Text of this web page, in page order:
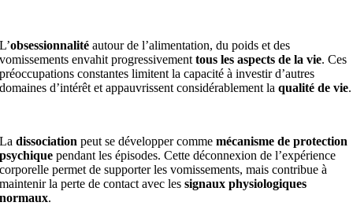
L’obsessionnalité autour de l’alimentation, du poids et des
vomissements envahit progressivementtous les aspects de la vie. Ces
préoccupations constantes limitent la capacité à investir d’autres
domaines d’intérêt et appauvrissent considérablement laqualité de vie.
Ladissociation peut se développer commemécanisme de protection
psychique pendant les épisodes. Cette déconnexion de l’expérience
corporelle permet de supporter les vomissements, mais contribue à
maintenir la perte de contact avec lessignaux physiologiques
normaux.